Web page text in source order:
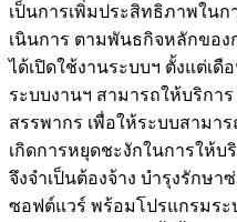
เป็นการเพิ่มประสิทธิภาพใน
เนินการ ตามพันธกิจหลักของ
ได้เปิดใช้งานระบบฯ ตั้งแต่เ
ระบบงานฯ สามารถให้บริกา
สรรพากร เพื่อให้ระบบสามา
เกิดการหยุดชะงักในการให้
จึงจําเป็นต้องจ้าง บํารุงรักษ
ซอฟต์แวร์ พร้อมโปรแกรมร